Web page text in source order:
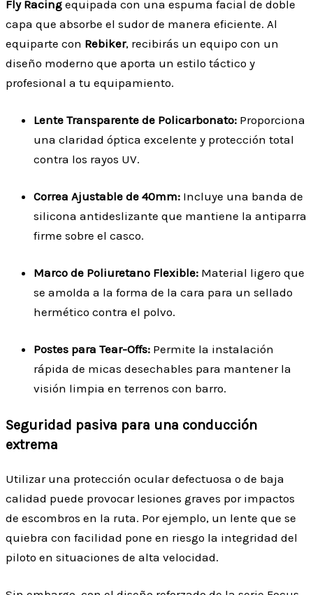
Fly Racing equipada con una espuma facial de doble
capa que absorbe el sudor de manera eficiente. Al
equiparte con Rebiker, recibirás un equipo con un
diseño moderno que aporta un estilo táctico y
profesional a tu equipamiento.
Lente Transparente de Policarbonato: Proporciona
una claridad óptica excelente y protección total
contra los rayos UV.
Correa Ajustable de 40mm: Incluye una banda de
silicona antideslizante que mantiene la antiparra
firme sobre el casco.
Marco de Poliuretano Flexible: Material ligero que
se amolda a la forma de la cara para un sellado
hermético contra el polvo.
Postes para Tear-Offs: Permite la instalación
rápida de micas desechables para mantener la
visión limpia en terrenos con barro.
Seguridad pasiva para una conducción
extrema
Utilizar una protección ocular defectuosa o de baja
calidad puede provocar lesiones graves por impactos
de escombros en la ruta. Por ejemplo, un lente que se
quiebra con facilidad pone en riesgo la integridad del
piloto en situaciones de alta velocidad.